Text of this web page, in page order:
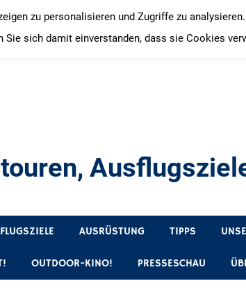
AUSRÜSTUNG TIPPS
OUTDOOR-KINO! PRESSESCHAU
zu personalisieren und Zugriffe zu
sich damit einverstanden, dass sie Cookies